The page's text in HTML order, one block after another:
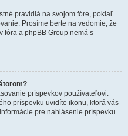
pravidlá na svojom fóre, pokiaľ
Prosíme berte na vedomie, že
fóra a phpBB Group nemá s
príspevkov používateľovi.
príspevku uvidíte ikonu, ktorá vás
pre nahlásenie príspevku.